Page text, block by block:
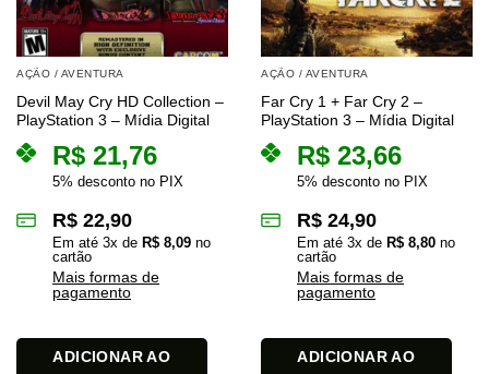
AÇÃO / AVENTURA
Devil May Cry HD Collection –
PlayStation 3 – Mídia Digital
R$ 21,76
5% desconto no PIX
R$ 22,90
Em até 3x de R$ 8,09 no
cartão
Mais formas de
pagamento
ADICIONAR AO
AÇÃO / AVENTURA
Far Cry 1 + Far Cry 2 –
PlayStation 3 – Mídia Digital
R$ 23,66
5% desconto no PIX
R$ 24,90
Em até 3x de R$ 8,80 no
cartão
Mais formas de
pagamento
ADICIONAR AO